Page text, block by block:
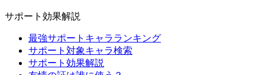
サポート効果解説
最強サポートキャラランキング
サポート対象キャラ検索
サポート効果解説